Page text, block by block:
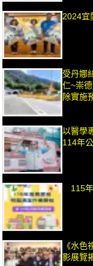
2024宜
受丹娜
仁~崇
除實施
以醫學
114年
115年
《水
影展覽